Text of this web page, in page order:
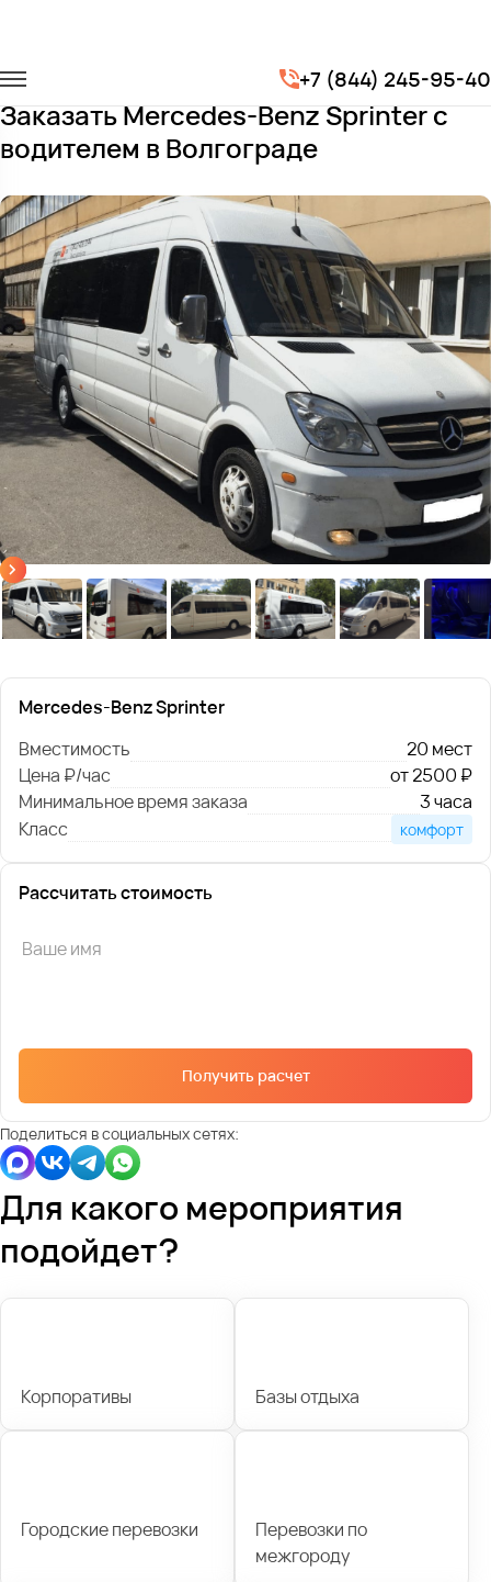
+7 (844) 245-95-40
Микроавтобусы
Mercedes-Benz Sprinter
Заказать Mercedes-Benz Sprinter с
водителем в Волгограде
Mercedes-Benz Sprinter
Вместимость
20 мест
Цена ₽/час
от 2500 ₽
Минимальное время заказа
3 часа
Класс
комфорт
Рассчитать стоимость
Получить расчет
Поделиться в социальных сетях:
Для какого мероприятия
подойдет?
Корпоративы Базы отдыха
Городские перевозки
Перевозки по
межгороду